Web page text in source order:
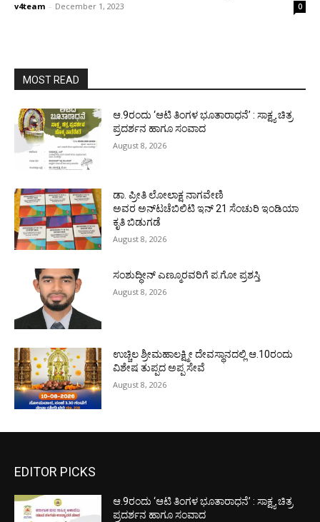
v4team - December 1, 2023 0
MOST READ
ಆ.9ರಂದು ‘ಆಟಿ ತಿಂಗಳ ಭೂತಾರಾಧನೆ’ : ಸಾಕ್ಷ್ಯ ಚಿತ್ರ
ಪ್ರದರ್ಶನ ಹಾಗೂ ಸಂವಾದ
August 8, 2026
ಡಾ. ಪ್ರೀತಿ ಲೋಲಾಕ್ಷ ನಾಗವೇಣಿ
ಅವರ ಅನ್‌ಟಚೆಬಿಲಿಟಿ ಇನ್ 21 ಸೆಂಚುರಿ ಇಂಡಿಯಾ
ಕೃತಿ ಬಿಡುಗಡೆ
August 8, 2026
ಸಂಶುದ್ಧೀನ್ ಎಣ್ಮೂರವರಿಗೆ ಪ.ಗೋ ಪ್ರಶಸ್ತಿ
August 8, 2026
ಉಚ್ಚಿಲ ಶ್ರೀಮಹಾಲಕ್ಷ್ಮೀ ದೇವಸ್ಥಾನದಲ್ಲಿ ಆ.10ರಂದು
ವಿಶೇಷ ತುಪ್ಪದ ಅಪ್ಪ ಸೇವೆ
August 8, 2026
EDITOR PICKS
ಆ.9ರಂದು ‘ಆಟಿ ತಿಂಗಳ ಭೂತಾರಾಧನೆ’ : ಸಾಕ್ಷ್ಯ ಚಿತ್ರ
ಪ್ರದರ್ಶನ ಹಾಗೂ ಸಂವಾದ